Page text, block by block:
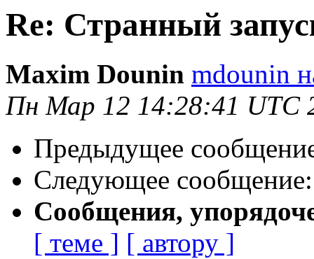
Re: Странный
Maxim Dounin mdounin
Пн Мар 12 14:28:41 UTC
Предыдущее
Следующее
Сообщения,
[ теме ] [ автору ]